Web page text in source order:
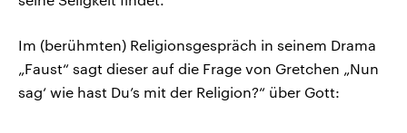
Im (berühmten) Religionsgespräch in seinem Drama
„Faust“ sagt dieser auf die Frage von Gretchen „Nun
sag‘ wie hast Du’s mit der Religion?“ über Gott: